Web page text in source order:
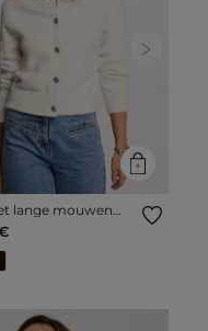
Next
lange mouwen